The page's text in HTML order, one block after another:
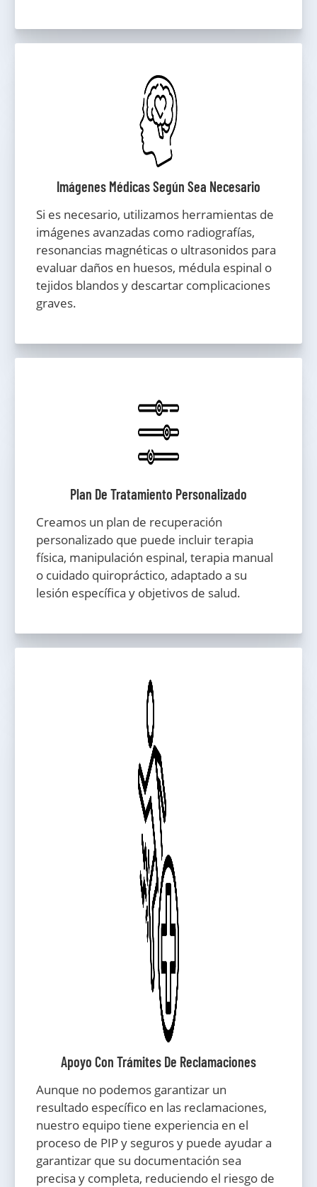
Imágenes Médicas Según Sea Necesario
Si es necesario, utilizamos herramientas de
imágenes avanzadas como radiografías,
resonancias magnéticas o ultrasonidos para
evaluar daños en huesos, médula espinal o
tejidos blandos y descartar complicaciones
graves.
Plan De Tratamiento Personalizado
Creamos un plan de recuperación
personalizado que puede incluir terapia
física, manipulación espinal, terapia manual
o cuidado quiropráctico, adaptado a su
lesión específica y objetivos de salud.
Apoyo Con Trámites De Reclamaciones
Aunque no podemos garantizar un
resultado específico en las reclamaciones,
nuestro equipo tiene experiencia en el
proceso de PIP y seguros y puede ayudar a
garantizar que su documentación sea
precisa y completa, reduciendo el riesgo de